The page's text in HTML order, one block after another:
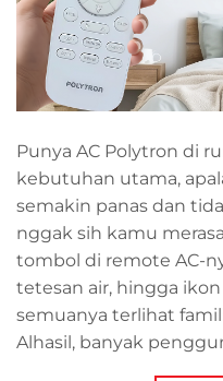
Punya AC Polytron di
kebutuhan utama,
semakin panas dan
nggak sih kamu
tombol di remote AC-
tetesan air, hingga
semuanya terlihat
Alhasil, banyak